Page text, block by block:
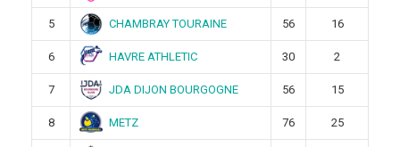
5 CHAMBRAY TOURAINE 56 16
6 HAVRE ATHLETIC 30 2
7 JDA DIJON BOURGOGNE 56 15
8 METZ 76 25